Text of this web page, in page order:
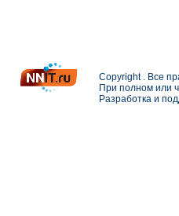
Copyright . Все
При полном или
Разработка и